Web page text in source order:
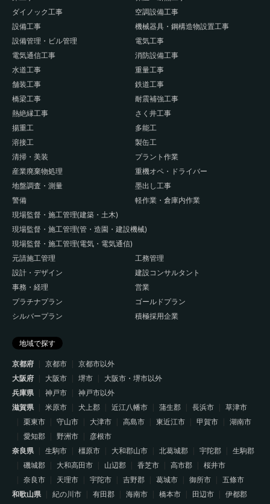
ダイノック工事
空調設備工事
設備工事
機械器具・鋼構造物設置工事
設備管理・ビル管理
電気工事
電気通信工事
消防設備工事
水道工事
重量工事
舗装工事
鉄道工事
橋梁工事
耐震補強工事
熱絶縁工事
さく井工事
揚重工
多能工
溶接工
製缶工
清掃・美装
プラント作業
産業廃棄物処理
重機オペ・ドライバー
地盤調査・測量
墨出し工事
警備
軽作業・倉庫内作業
現場監督・施工管理(建築・土木)
現場監督・施工管理(管・造園・建設機械)
現場監督・施工管理(電気・電気通信)
元請施工管理
工務管理
設計・デザイン
建設コンサルタント
事務・経理
営業
プラチナプラン
ゴールドプラン
シルバープラン
積極採用企業
地域で探す
京都府
京都市
京都市以外
大阪府
大阪市 堺市
大阪市・堺市以外
兵庫県
神戸市
神戸市以外
滋賀県
米原市 犬上郡 近江八幡市 蒲生郡 長浜市
草津市
栗東市
守山市 大津市 高島市 東近江市 甲賀市
湖南市
愛知郡
野洲市
彦根市
奈良県
生駒市 橿原市 大和郡山市 北葛城郡 宇陀郡
生駒郡
磯城郡
大和高田市 山辺郡 香芝市 高市郡
桜井市
奈良市
天理市 宇陀市 吉野郡 葛城市 御所市
五條市
和歌山県
紀の川市 有田郡 海南市 橋本市 田辺市
伊都郡